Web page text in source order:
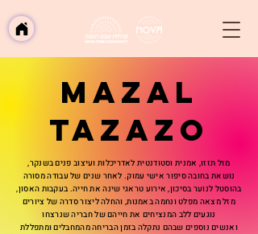
Mazal
tazazo
מזל תזזו, אמנית וסטודנטית לאדריכלות ועיצוב פנים בשנקר,
נושאת בחובה סיפור אישי עמוק. לאחר שנים של עבודה מסורה
בהוסטל לנוער בסיכון, אירוע טראגי שינה את חייה. בעקבות האסון,
מזל מצאה מפלט ונחמה באמנות, והחלה ליצור סדרה של ציורים
נוגעים ללב המנציחים את חייהם של חבריה שנרצחו
ואנשים נוספים שבהם נתקלה בזמן הבריחה מהמחבלים ומתפללת